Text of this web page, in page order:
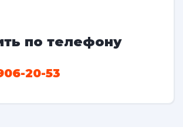
по телефону
20-53